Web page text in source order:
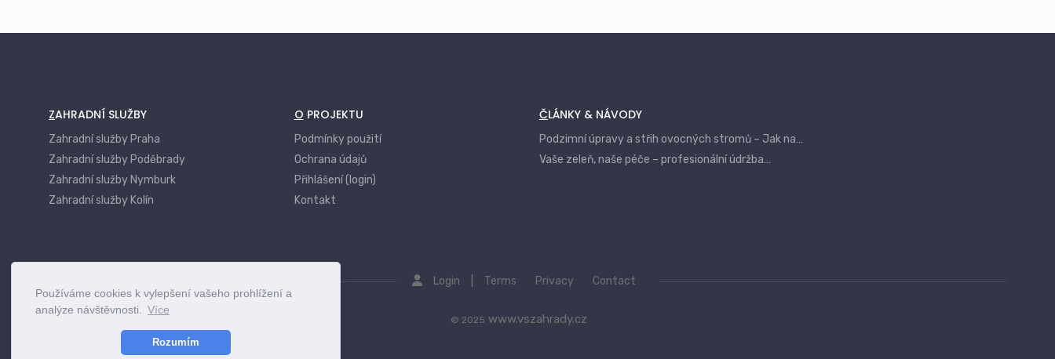
Používáme cookies k vylepšení vašeho prohlížení a
analýze návštěvnosti.
Více
Rozumím
ZAHRADNÍ SLUŽBY
Zahradní služby Praha
Zahradní služby Poděbrady
Zahradní služby Nymburk
Zahradní služby Kolín
O PROJEKTU
Podmínky použití
Ochrana údajů
Přihlášení (login)
Kontakt
ČLÁNKY & NÁVODY
Podzimní úpravy a střih ovocných stromů – Jak na…
Vaše zeleň, naše péče – profesionální údržba…
Login Terms Privacy Contact
© 2025 www.vszahrady.cz